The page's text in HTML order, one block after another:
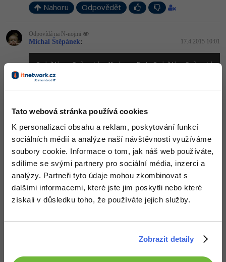
Tato webová stránka používá cookies
K personalizaci obsahu a reklam, poskytování funkcí
sociálních médií a analýze naší návštěvnosti využíváme
soubory cookie. Informace o tom, jak náš web používáte,
sdílíme se svými partnery pro sociální média, inzerci a
analýzy. Partneři tyto údaje mohou zkombinovat s
dalšími informacemi, které jste jim poskytli nebo které
získali v důsledku toho, že používáte jejich služby.
Zobrazit detaily
Linux
Kybernetická bezpečnost
Elektronický podpis
Fórum
Nahoru Odpovědět
Odpovídá na N-nojmi
Michal Štěpánek: 17.4.2015 10:01
GridView.SelectionMode =
Nahoru Odpovědět
Odpovídá na Michal Štěpánek
: 17.4.2015 10:08
dělám v NET Framework 2.0, je to možný důvod, proč to nemohu
Nahoru Odpovědět
Michal Štěpánek: 17.4.2015 10:13
To nevím, ale nevidím důvod pracovat v tak starém